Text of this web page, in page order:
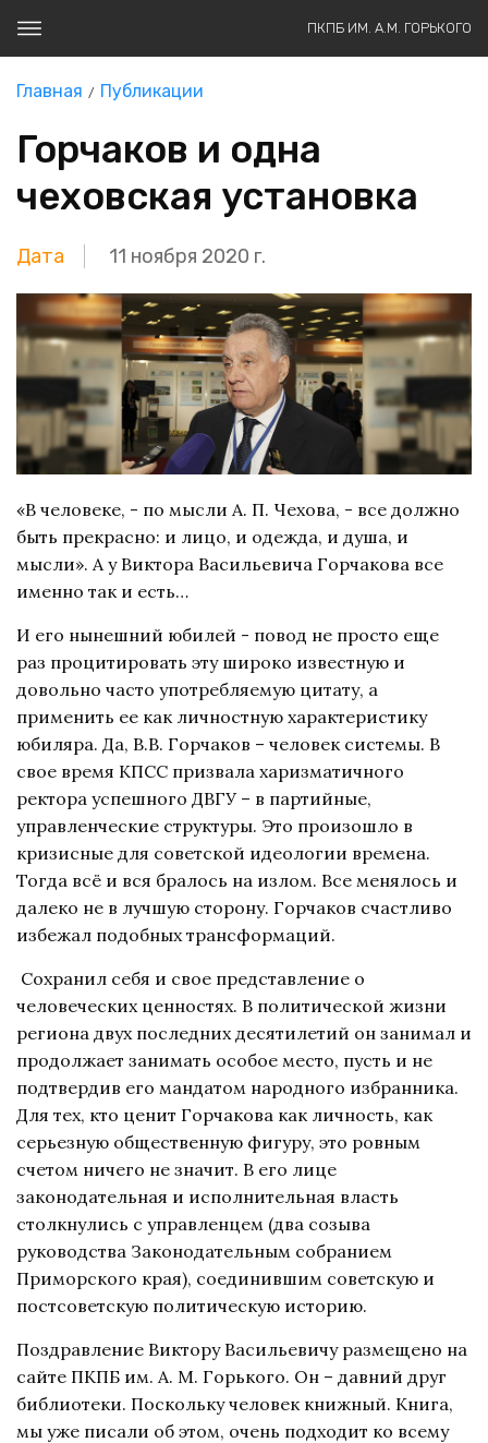
ПКПБ ИМ. А.М. ГОРЬКОГО
Главная Публикации
Горчаков и одна
чеховская установка
Дата 11 ноября 2020 г.
«В человеке, - по мысли А. П. Чехова, - все должно
быть прекрасно: и лицо, и одежда, и душа, и
мысли». А у Виктора Васильевича Горчакова все
именно так и есть…
И его нынешний юбилей - повод не просто еще
раз процитировать эту широко известную и
довольно часто употребляемую цитату, а
применить ее как личностную характеристику
юбиляра. Да, В.В. Горчаков – человек системы. В
свое время КПСС призвала харизматичного
ректора успешного ДВГУ – в партийные,
управленческие структуры. Это произошло в
кризисные для советской идеологии времена.
Тогда всё и вся бралось на излом. Все менялось и
далеко не в лучшую сторону. Горчаков счастливо
избежал подобных трансформаций.
Сохранил себя и свое представление о
человеческих ценностях. В политической жизни
региона двух последних десятилетий он занимал и
продолжает занимать особое место, пусть и не
подтвердив его мандатом народного избранника.
Для тех, кто ценит Горчакова как личность, как
серьезную общественную фигуру, это ровным
счетом ничего не значит. В его лице
законодательная и исполнительная власть
столкнулись с управленцем (два созыва
руководства Законодательным собранием
Приморского края), соединившим советскую и
постсоветскую политическую историю.
Поздравление Виктору Васильевичу размещено на
сайте ПКПБ им. А. М. Горького. Он – давний друг
библиотеки. Поскольку человек книжный. Книга,
мы уже писали об этом, очень подходит ко всему